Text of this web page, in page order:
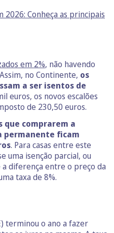
2026: Conheça as principais
em 2%, não havendo
no Continente, os
a ser isentos de
euros, os novos escalões
de 230,50 euros.
que comprarem a
permanente ficam
. Para casas entre este
uma isenção parcial, ou
diferença entre o preço da
taxa de 8%.
terminou o ano a fazer